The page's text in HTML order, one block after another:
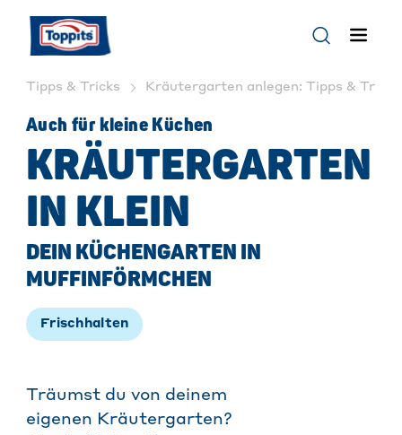
Tipps & Tricks Kräutergarten anlegen: Tipps &
Auch für kleine Küchen
KRÄUTERGARTEN
IN KLEIN
DEIN KÜCHENGARTEN IN
MUFFINFÖRMCHEN
Frischhalten
Träumst du von deinem
eigenen Kräutergarten?